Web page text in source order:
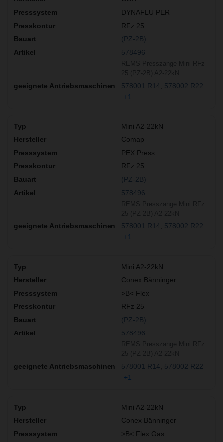
DYNAFLU PER
RFz 25
(PZ-2B)
578496
578001 R14
578002 R22
+1
Mini A2-22kN
Comap
PEX Press
RFz 25
(PZ-2B)
578496
578001 R14
578002 R22
+1
Mini A2-22kN
Conex Bänninger
>B< Flex
RFz 25
(PZ-2B)
578496
578001 R14
578002 R22
+1
Mini A2-22kN
Conex Bänninger
>B< Flex Gas